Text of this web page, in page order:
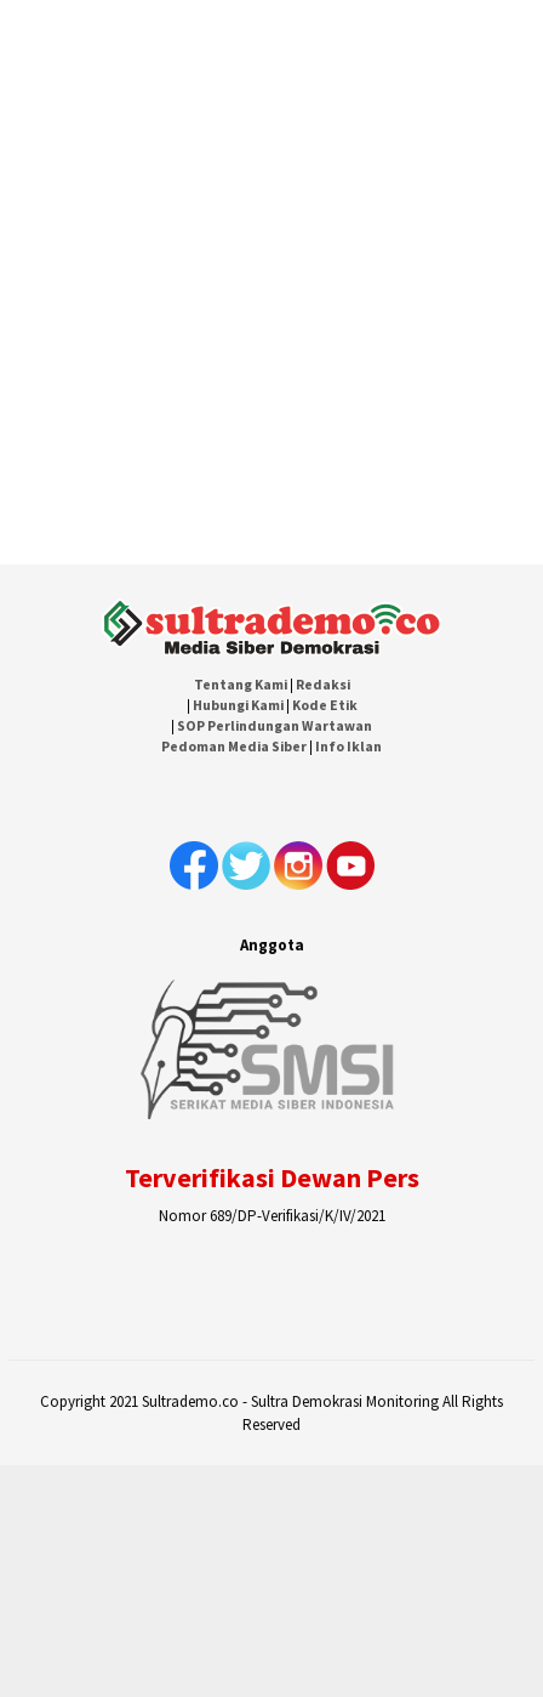
Tentang Kami| Redaksi
| Hubungi Kami| Kode Etik
| SOP Perlindungan Wartawan
Pedoman Media Siber | Info Iklan
Anggota
Terverifikasi Dewan Pers
Nomor 689/DP-Verifikasi/K/IV/2021
Copyright 2021 Sultrademo.co - Sultra Demokrasi Monitoring All Rights
Reserved